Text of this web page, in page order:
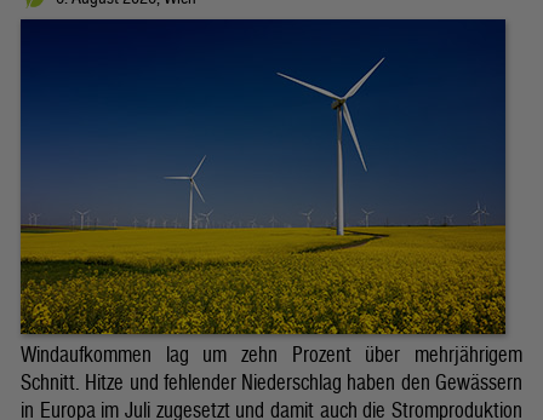
Windaufkommen lag um zehn Prozent über mehrjährigem
Schnitt. Hitze und fehlender Niederschlag haben den Gewässern
in Europa im Juli zugesetzt und damit auch die Stromproduktion